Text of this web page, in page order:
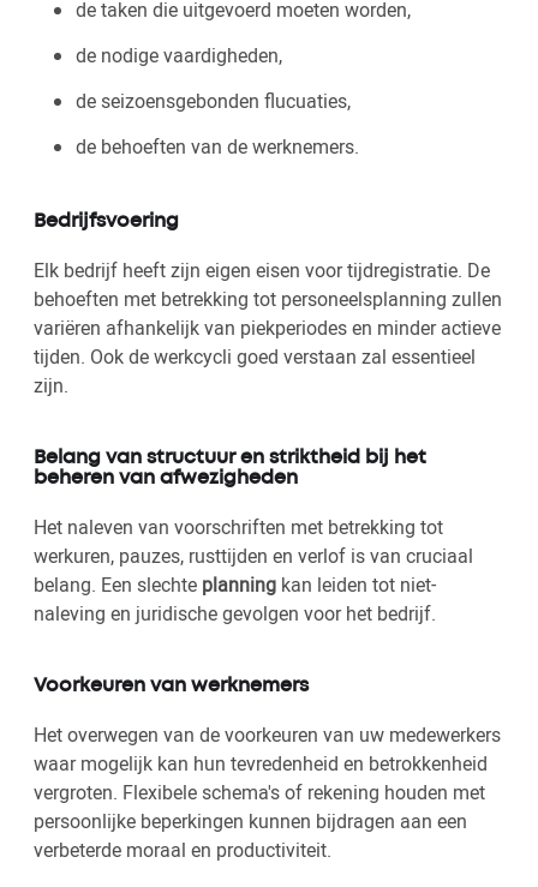
de taken die uitgevoerd moeten worden,
de nodige vaardigheden,
de seizoensgebonden flucuaties,
de behoeften van de werknemers.
Bedrijfsvoering
Elk bedrijf heeft zijn eigen eisen voor tijdregistratie. De
behoeften met betrekking tot personeelsplanning zullen
variëren afhankelijk van piekperiodes en minder actieve
tijden. Ook de werkcycli goed verstaan zal essentieel
zijn.
Belang van structuur en striktheid bij het
beheren van afwezigheden
Het naleven van voorschriften met betrekking tot
werkuren, pauzes, rusttijden en verlof is van cruciaal
belang. Een slechte planning kan leiden tot niet-
naleving en juridische gevolgen voor het bedrijf.
Voorkeuren van werknemers
Het overwegen van de voorkeuren van uw medewerkers
waar mogelijk kan hun tevredenheid en betrokkenheid
vergroten. Flexibele schema's of rekening houden met
persoonlijke beperkingen kunnen bijdragen aan een
verbeterde moraal en productiviteit.